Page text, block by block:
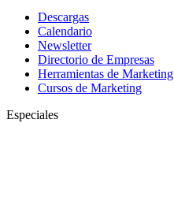
Descargas
Calendario
Newsletter
Directorio de Empresas
Herramientas de Marketing
Cursos de Marketing
Especiales